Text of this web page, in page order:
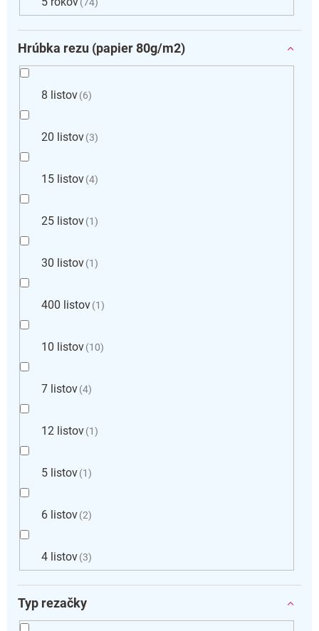
Hrúbka rezu (papier 80g/m2)
8 listov 6
20 listov 3
15 listov 4
25 listov 1
30 listov 1
400 listov 1
10 listov 10
7 listov 4
12 listov 1
5 listov 1
6 listov 2
4 listov 3
Typ rezačky